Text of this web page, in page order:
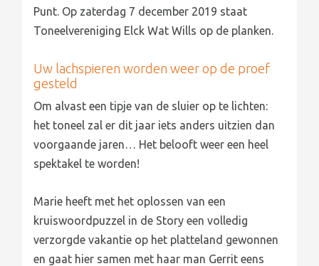
Punt. Op zaterdag 7 december 2019 staat
Toneelvereniging Elck Wat Wills op de planken.
Uw lachspieren worden weer op de proef
gesteld
Om alvast een tipje van de sluier op te lichten:
het toneel zal er dit jaar iets anders uitzien dan
voorgaande jaren… Het belooft weer een heel
spektakel te worden!
Marie heeft met het oplossen van een
kruiswoordpuzzel in de Story een volledig
verzorgde vakantie op het platteland gewonnen
en gaat hier samen met haar man Gerrit eens